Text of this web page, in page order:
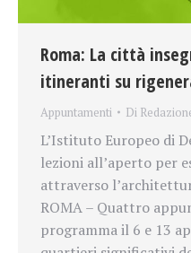
Roma: La città
itineranti su
Appuntamenti Di
L’Istituto Europeo di
lezioni all’aperto per
attraverso
ROMA – Quattro
programma il 6 e 13